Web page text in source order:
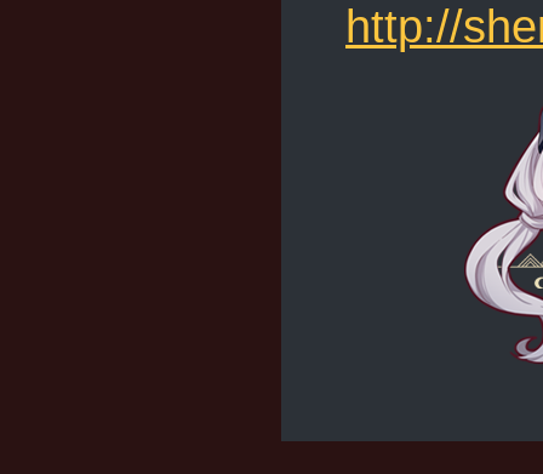
http://